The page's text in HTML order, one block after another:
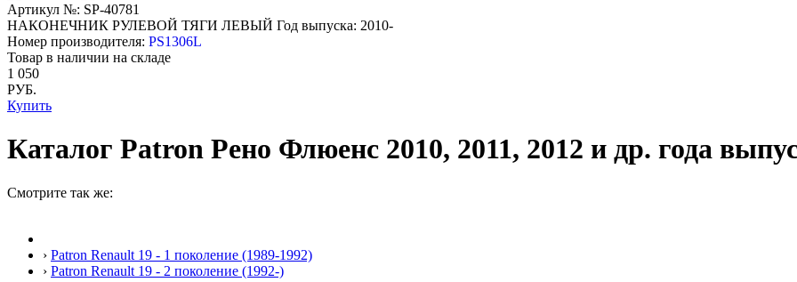
Артикул №: SP-40781
НАКОНЕЧНИК РУЛЕВОЙ ТЯГИ ЛЕВЫЙ Год выпуска: 2010-
Номер производителя: PS1306L
Товар в наличии на складе
1 050
РУБ.
Купить
Каталог Patron Рено Флюенс 2010, 2011, 2012 и др. года
Смотрите так же:
› Patron Renault 19 - 1 поколение (1989-1992)
› Patron Renault 19 - 2 поколение (1992-)